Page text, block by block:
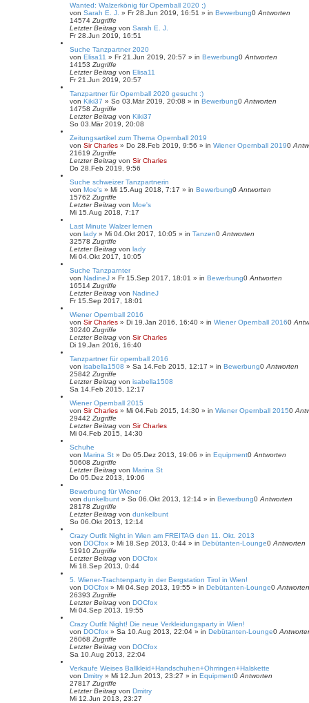
Wanted: Walzerkönig für Opernball 2020 ;)
von Sarah E. J. » Fr 28.Jun 2019, 16:51 » in Bewerbung0 Antworten
14574 Zugriffe
Letzter Beitrag von Sarah E. J.
Fr 28.Jun 2019, 16:51
Suche Tanzpartner 2020
von Elisa11 » Fr 21.Jun 2019, 20:57 » in Bewerbung0 Antworten
14153 Zugriffe
Letzter Beitrag von Elisa11
Fr 21.Jun 2019, 20:57
Tanzpartner für Opernball 2020 gesucht :)
von Kiki37 » So 03.Mär 2019, 20:08 » in Bewerbung0 Antworten
14758 Zugriffe
Letzter Beitrag von Kiki37
So 03.Mär 2019, 20:08
Zeitungsartikel zum Thema Opernball 2019
von Sir Charles » Do 28.Feb 2019, 9:56 » in Wiener Opernball 20190
21619 Zugriffe
Letzter Beitrag von Sir Charles
Do 28.Feb 2019, 9:56
Suche schweizer Tanzpartnerin
von Moe's » Mi 15.Aug 2018, 7:17 » in Bewerbung0 Antworten
15762 Zugriffe
Letzter Beitrag von Moe's
Mi 15.Aug 2018, 7:17
Last Minute Walzer lernen
von lady » Mi 04.Okt 2017, 10:05 » in Tanzen0 Antworten
32578 Zugriffe
Letzter Beitrag von lady
Mi 04.Okt 2017, 10:05
Suche Tanzparnter
von NadineJ » Fr 15.Sep 2017, 18:01 » in Bewerbung0 Antworten
16514 Zugriffe
Letzter Beitrag von NadineJ
Fr 15.Sep 2017, 18:01
Wiener Opernball 2016
von Sir Charles » Di 19.Jan 2016, 16:40 » in Wiener Opernball 20160
30240 Zugriffe
Letzter Beitrag von Sir Charles
Di 19.Jan 2016, 16:40
Tanzpartner für opernball 2016
von isabella1508 » Sa 14.Feb 2015, 12:17 » in Bewerbung0 Antworten
25842 Zugriffe
Letzter Beitrag von isabella1508
Sa 14.Feb 2015, 12:17
Wiener Opernball 2015
von Sir Charles » Mi 04.Feb 2015, 14:30 » in Wiener Opernball 20150
29442 Zugriffe
Letzter Beitrag von Sir Charles
Mi 04.Feb 2015, 14:30
Schuhe
von Marina St » Do 05.Dez 2013, 19:06 » in Equipment0 Antworten
50608 Zugriffe
Letzter Beitrag von Marina St
Do 05.Dez 2013, 19:06
Bewerbung für Wiener
von dunkelbunt » So 06.Okt 2013, 12:14 » in Bewerbung0 Antworten
28178 Zugriffe
Letzter Beitrag von dunkelbunt
So 06.Okt 2013, 12:14
Crazy Outfit Night in Wien am FREITAG den 11. Okt. 2013
von DOCfox » Mi 18.Sep 2013, 0:44 » in Debütanten-Lounge0 Antworten
51910 Zugriffe
Letzter Beitrag von DOCfox
Mi 18.Sep 2013, 0:44
5. Wiener-Trachtenparty in der Bergstation Tirol in Wien!
von DOCfox » Mi 04.Sep 2013, 19:55 » in Debütanten-Lounge0 Antworten
26393 Zugriffe
Letzter Beitrag von DOCfox
Mi 04.Sep 2013, 19:55
Crazy Outfit Night! Die neue Verkleidungsparty in Wien!
von DOCfox » Sa 10.Aug 2013, 22:04 » in Debütanten-Lounge0
26068 Zugriffe
Letzter Beitrag von DOCfox
Sa 10.Aug 2013, 22:04
Verkaufe Weises Ballkleid+Handschuhen+Ohrringen+Halskette
von Dmitry » Mi 12.Jun 2013, 23:27 » in Equipment0 Antworten
27817 Zugriffe
Letzter Beitrag von Dmitry
Mi 12.Jun 2013, 23:27